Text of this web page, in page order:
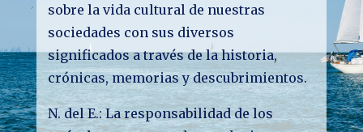
sobre la vida cultural de nuestras
sociedades con sus diversos
significados a través de la historia,
crónicas, memorias y descubrimientos.
N. del E.: La responsabilidad de los